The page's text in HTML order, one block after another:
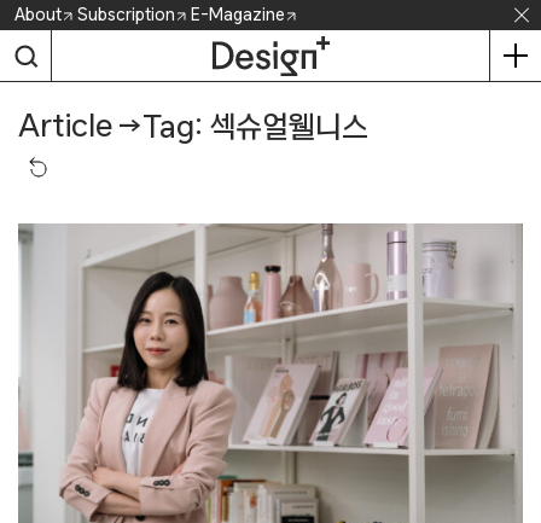
Skip
content
About Subscription E-Magazine
Article →Tag: 섹슈얼웰니스